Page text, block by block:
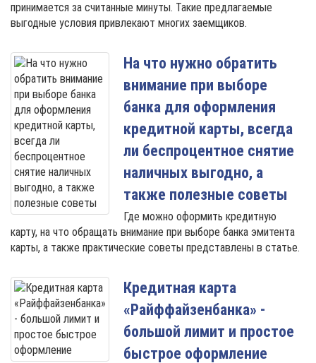
принимается за считанные минуты. Такие предлагаемые
выгодные условия привлекают многих заемщиков.
На что нужно обратить
внимание при выборе
банка для оформления
кредитной карты, всегда
ли беспроцентное снятие
наличных выгодно, а
также полезные советы
Где можно оформить кредитную
карту, на что обращать внимание при выборе банка эмитента
карты, а также практические советы представлены в статье.
Кредитная карта
«Райффайзенбанка» -
большой лимит и простое
быстрое оформление